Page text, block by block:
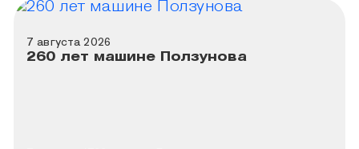
7 августа 2026
260 лет машине Ползунова